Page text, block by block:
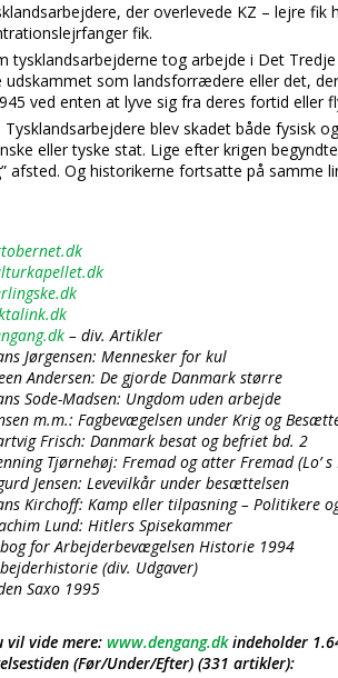
der overlevede KZ – lejre
fik.
tysklandsarbejderne tog arbejde i Det
udskammet som landsforrædere eller det,
ved enten at lyve sig fra deres fortid eller
Tysklandsarbejdere blev skadet både fysisk
eller tyske stat. Lige efter krigen
afsted. Og historikerne fortsatte på samme
– div. Artikler
Jørgensen: Mennesker for kul
Andersen: De gjorde Danmark større
Sode-Madsen: Ungdom uden arbejde
m.m.: Fagbevægelsen under Krig og
Frisch: Danmark besat og befriet bd. 2
Tjørnehøj: Fremad og atter Fremad (Lo’
Jensen: Levevilkår under besættelsen
Kirchoff: Kamp eller tilpasning – Politikere
Lund: Hitlers Spisekammer
for Arbejderbevægelsen Historie 1994
(div. Udgaver)
Saxo 1995
vil vide mere: www.dengang.dkindeholder
(Før/Under/Efter) (331 artikler):